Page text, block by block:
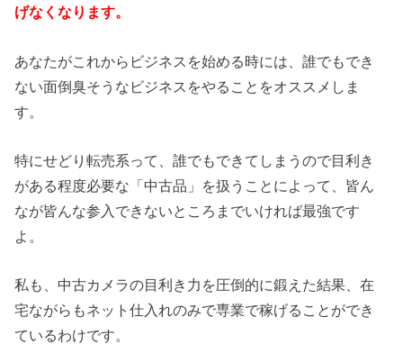
げなくなります。
あなたがこれからビジネスを始める時には、誰でもでき
ない面倒臭そうなビジネスをやることをオススメしま
す。
特にせどり転売系って、誰でもできてしまうので目利き
がある程度必要な「中古品」を扱うことによって、皆ん
なが皆んな参入できないところまでいければ最強です
よ。
私も、中古カメラの目利き力を圧倒的に鍛えた結果、在
宅ながらもネット仕入れのみで専業で稼げることができ
ているわけです。